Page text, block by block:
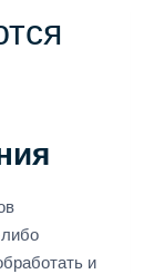
и